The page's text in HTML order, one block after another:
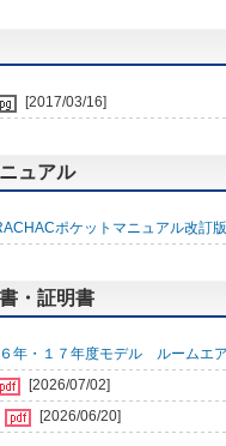
[2017/03/16]
ュアル
ポケットマニュアル改訂
・証明書
年・１７年度モデル ルームエ
[2026/07/02]
[2026/06/20]